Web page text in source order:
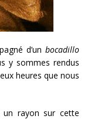
d’un bocadillo
y sommes rendus
heures que nous
un rayon sur cette